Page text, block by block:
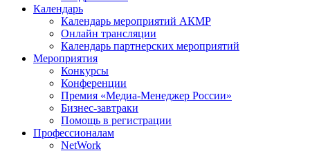
Календарь
Календарь мероприятий АКМР
Онлайн трансляции
Календарь партнерских мероприятий
Мероприятия
Конкурсы
Конференции
Премия «Медиа-Менеджер России»
Бизнес-завтраки
Помощь в регистрации
Профессионалам
NetWork